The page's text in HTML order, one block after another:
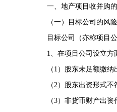
一、地产项目收并购的
（一）目标公司的风险
目标公司（亦称项目公
1、在项目公司设立方面
（1）股东未足额缴纳
（2）股东出资形式不
（3）非货币财产出资